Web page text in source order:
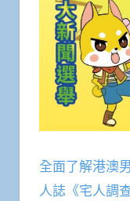
全面了解港澳
人誌《宅人調